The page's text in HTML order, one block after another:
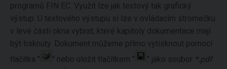
programů FIN EC. Využít lze jak textový tak grafický
výstup. U textového výstupu si lze v ovládacím stromečku
v levé části okna vybrat, které kapitoly dokumentace mají
být tisknuty. Dokument můžeme přímo vytisknout pomocí
tlačítka "
" nebo uložit tlačítkem " " jako soubor *.pdf